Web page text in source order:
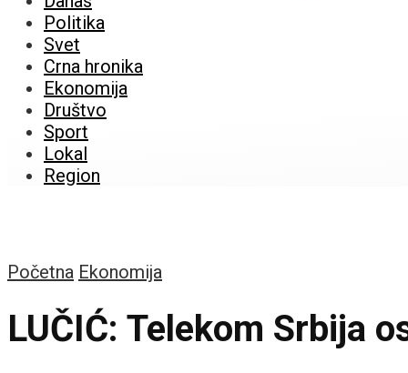
Politika
Svet
Crna hronika
Ekonomija
Društvo
Sport
Lokal
Region
Početna Ekonomija
LUČIĆ: Telekom Srbija